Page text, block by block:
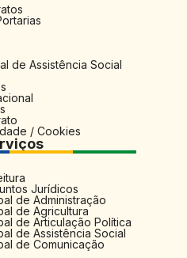
de Assistência Social
/ Cookies
Jurídicos
de Administração
de Agricultura
de Articulação Política
de Assistência Social
de Comunicação